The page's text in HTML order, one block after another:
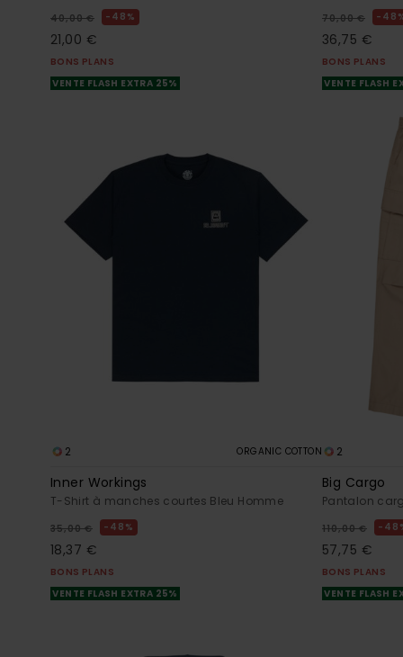
40,00 € 48%
21,00 €
BONS PLANS
VENTE FLASH EXTRA 25%
70,00 €
36,75 €
BONS PLANS
VENTE FLASH
2 ORGANIC COTTON
Inner Workings
T-Shirt à manches courtes Bleu Homme
35,00 € 48%
18,37 €
BONS PLANS
VENTE FLASH EXTRA 25%
2
Big Cargo
Pantalon
110,00 €
57,75 €
BONS PLANS
VENTE FLASH